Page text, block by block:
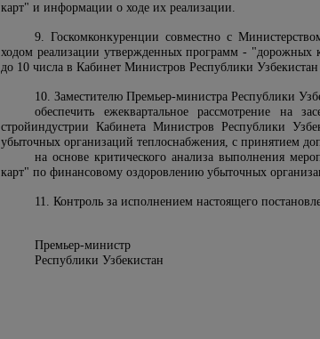
карт" и информации о ходе их реализации.
9. Госкомконкуренции совместно с
ходом реализации утвержденных программ - "дорожных
до 10 числа в Кабинет Министров Республики
10. Заместителю Премьер-министра Республики
обеспечить ежеквартальное рассмотрение на
стройиндустрии Кабинета Министров Республики
убыточных организаций теплоснабжения, с принятием
на основе критического анализа выполнения
карт" по финансовому оздоровлению убыточных
11. Контроль за исполнением настоящего
Премьер-министр
Республики Узбекистан Ш.